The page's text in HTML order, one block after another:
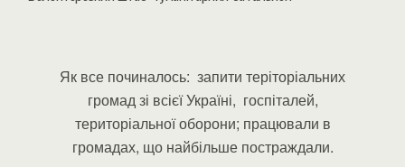
Як все починалось: запити теріторіальних
громад зі всієї Україні, госпіталей,
територіальної оборони; працювали в
громадах, що найбільше постраждали.